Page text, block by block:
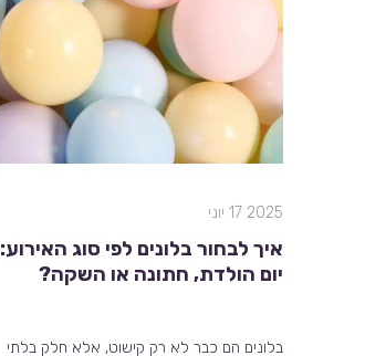
2025 17 יוני
איך לבחור בלונים לפי סוג האירוע:
יום הולדת, חתונה או השקה?
בלונים הם כבר לא רק קישוט, אלא חלק בלתי